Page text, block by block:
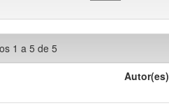
1 a 5 de 5
Autor(es)